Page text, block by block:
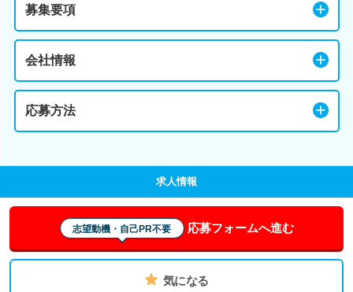
募集要項
会社情報
応募方法
求人情報
志望動機・自己PR不要 応募フォームへ進む
気になる